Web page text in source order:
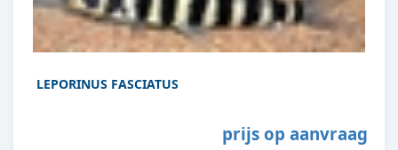
LEPORINUS FASCIATUS
prijs op aanvraag